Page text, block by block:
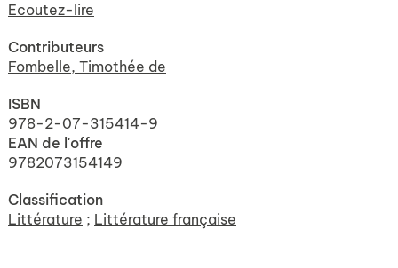
Ecoutez-lire
Contributeurs
Fombelle, Timothée de
ISBN
978-2-07-315414-9
EAN de l'offre
9782073154149
Classification
Littérature ; Littérature française